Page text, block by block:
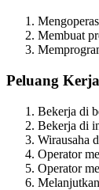
Membuat
Peluang
Bekerja di
Bekerja di
Wirausaha
Operator
Operator